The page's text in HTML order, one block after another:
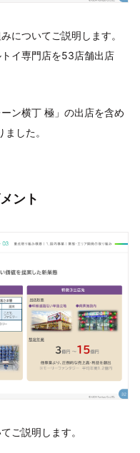
についてご説明します。
イ専門店を53店舗出店
ン横丁 極」の出店を含め
した。
ント
ご説明します。